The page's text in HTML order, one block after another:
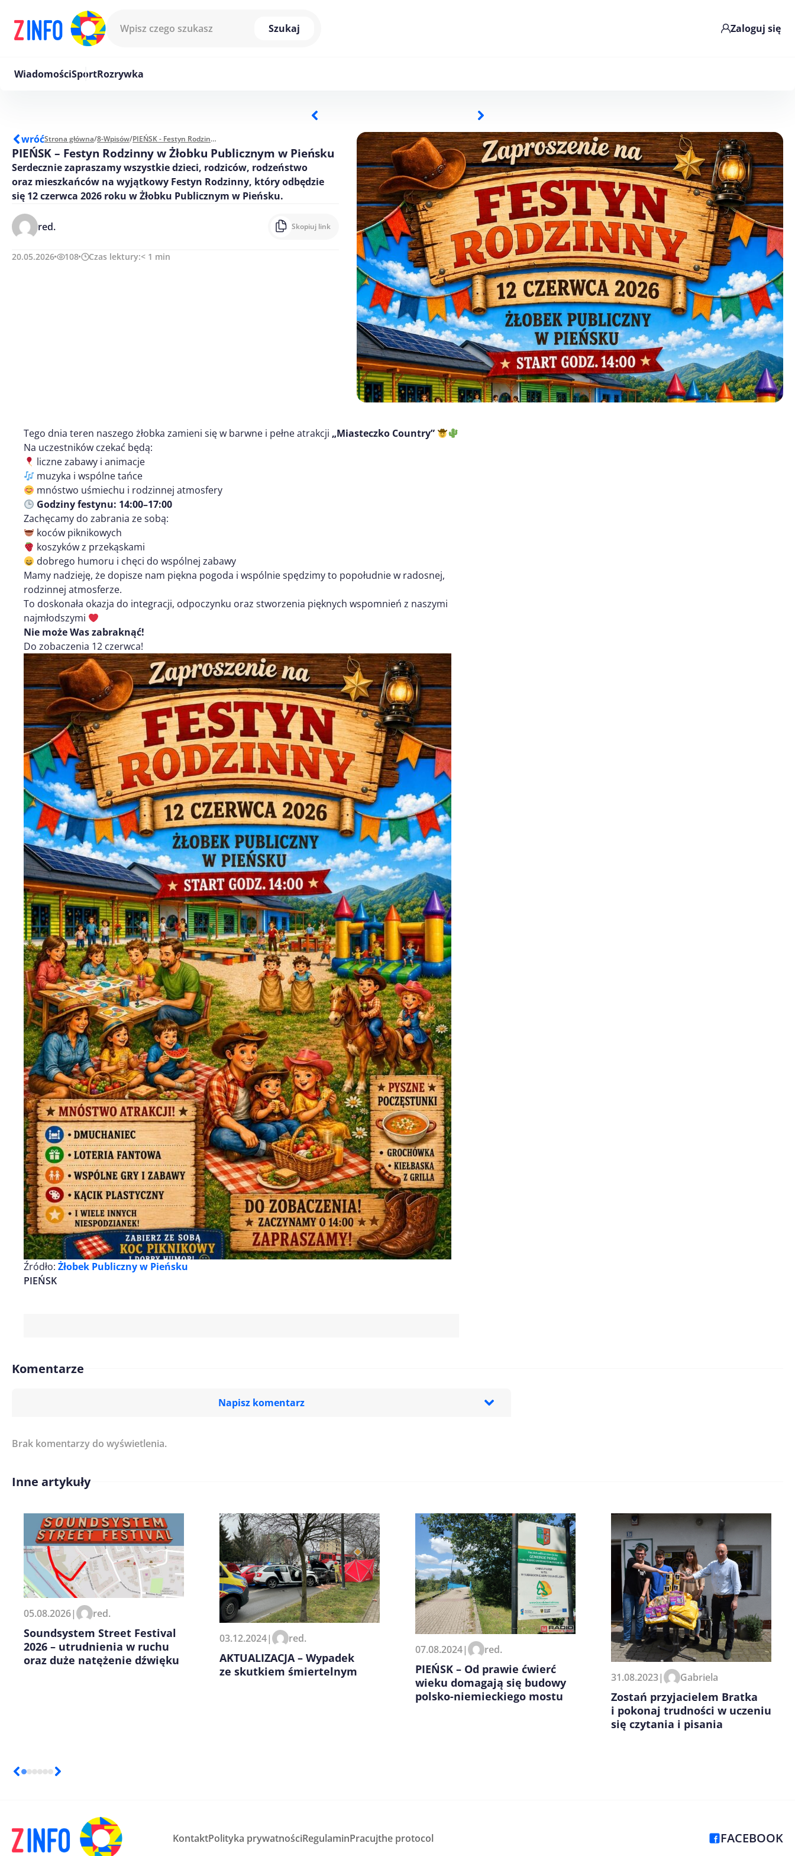
Szukaj
Zaloguj się
WiadomościSportRozrywka
wróćStrona główna/8-Wpisów/ PIEŃSK - Festyn Rodzinny w Żłobku Publicznym w Pieńsku
PIEŃSK – Festyn Rodzinny w Żłobku Publicznym w Pieńsku
Serdecznie zapraszamy wszystkie dzieci, rodziców, rodzeństwo
oraz mieszkańców na wyjątkowy Festyn Rodzinny, który odbędzie
się 12 czerwca 2026 roku w Żłobku Publicznym w Pieńsku.
red. Skopiuj link
20.05.2026 108 Czas lektury:< 1 min
Tego dnia teren naszego żłobka zamieni się w barwne i pełne atrakcji „Miasteczko Country”
Na uczestników czekać będą:
liczne zabawy i animacje
muzyka i wspólne tańce
mnóstwo uśmiechu i rodzinnej atmosfery
Godziny festynu: 14:00–17:00
Zachęcamy do zabrania ze sobą:
koców piknikowych
koszyków z przekąskami
dobrego humoru i chęci do wspólnej zabawy
Mamy nadzieję, że dopisze nam piękna pogoda i wspólnie spędzimy to popołudnie w radosnej,
rodzinnej atmosferze.
To doskonała okazja do integracji, odpoczynku oraz stworzenia pięknych wspomnień z naszymi
najmłodszymi
Nie może Was zabraknąć!
Do zobaczenia 12 czerwca!
Źródło: Żłobek Publiczny w Pieńsku
PIEŃSK
Komentarze
Napisz komentarz
Imię/ Nick*
Zapamiętaj moje dane w tej przeglądarce podczas pisania
kolejnych komentarzy.
Brak komentarzy do wyświetlenia.
Inne artykuły
05.08.2026| red.
Soundsystem Street Festival
2026 – utrudnienia w ruchu
oraz duże natężenie dźwięku
03.12.2024| red.
AKTUALIZACJA – Wypadek
ze skutkiem śmiertelnym
07.08.2024| red.
PIEŃSK – Od prawie ćwierć
wieku domagają się budowy
polsko-niemieckiego mostu
31.08.2023| Gabriela
Zostań przyjacielem Bratka
i pokonaj trudności w uczeniu
się czytania i pisania
KontaktPolityka prywatnościRegulaminPracujthe protocol FACEBOOK